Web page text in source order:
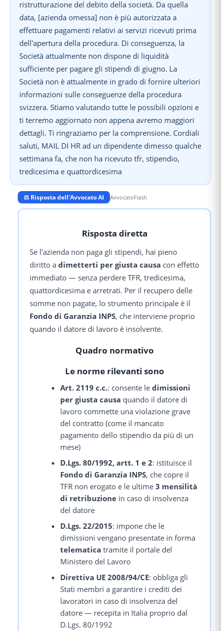
ristrutturazione del debito della società. Da quella
data, [azienda omessa] non è più autorizzata a
effettuare pagamenti relativi ai servizi ricevuti prima
dell'apertura della procedura. Di conseguenza, la
Società attualmente non dispone di liquidità
sufficiente per pagare gli stipendi di giugno. La
Società non è attualmente in grado di fornire ulteriori
informazioni sulle conseguenze della procedura
svizzera. Stiamo valutando tutte le possibili opzioni e
ti terremo aggiornato non appena avremo maggiori
dettagli. Ti ringraziamo per la comprensione. Cordiali
saluti, MAIL DI HR ad un dipendente dimesso qualche
settimana fa, che non ha ricevuto tfr, stipendio,
tredicesima e quattordicesima
⚖️ Risposta dell'Avvocato AI AvvocatoFlash
Risposta diretta
Se l'azienda non paga gli stipendi, hai pieno
diritto a dimetterti per giusta causa con effetto
immediato — senza perdere TFR, tredicesima,
quattordicesima e arretrati. Per il recupero delle
somme non pagate, lo strumento principale è il
Fondo di Garanzia INPS, che interviene proprio
quando il datore di lavoro è insolvente.
Quadro normativo
Le norme rilevanti sono
Art. 2119 c.c.: consente ledimissioni
per giusta causa quando il datore di
lavoro commette una violazione grave
del contratto (come il mancato
pagamento dello stipendio da più di un
mese)
D.Lgs. 80/1992, artt. 1 e 2: istituisce il
Fondo di Garanzia INPS, che copre il
TFR non erogato e le ultime3 mensilità
di retribuzione in caso di insolvenza
del datore
D.Lgs. 22/2015: impone che le
dimissioni vengano presentate in forma
telematica tramite il portale del
Ministero del Lavoro
Direttiva UE 2008/94/CE: obbliga gli
Stati membri a garantire i crediti dei
lavoratori in caso di insolvenza del
datore — recepita in Italia proprio dal
D.Lgs. 80/1992